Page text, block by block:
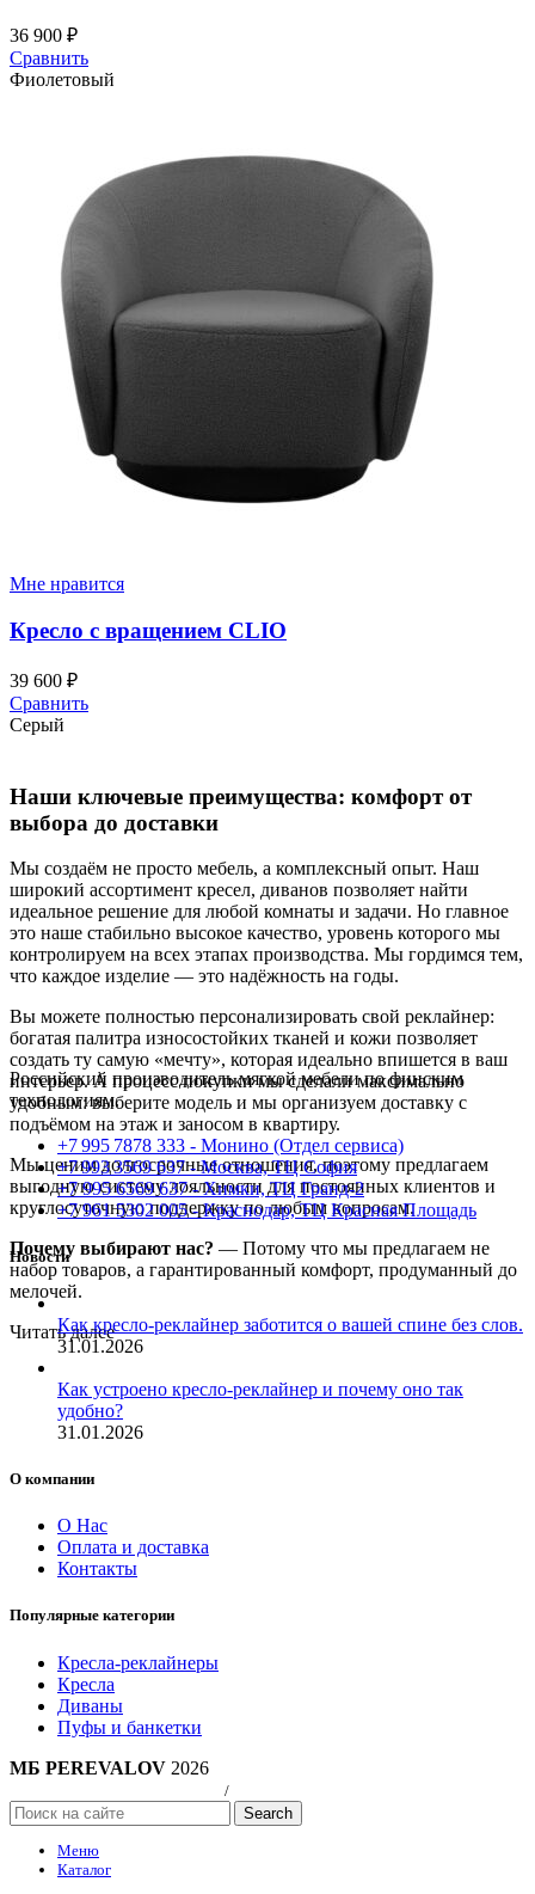
36 900 ₽
Сравнить
Фиолетовый
Мне нравится
Кресло с вращением CLIO
39 600 ₽
Сравнить
Серый
Наши ключевые преимущества: комфорт от
выбора до доставки
Мы создаём не просто мебель, а комплексный опыт. Наш
широкий ассортимент кресел, диванов позволяет найти
идеальное решение для любой комнаты и задачи. Но главное
это наше стабильно высокое качество, уровень которого мы
контролируем на всех этапах производства. Мы гордимся тем,
что каждое изделие — это надёжность на годы.
Вы можете полностью персонализировать свой реклайнер:
богатая палитра износостойких тканей и кожи позволяет
создать ту самую «мечту», которая идеально впишется в ваш
интерьер. А процесс покупки мы сделали максимально
удобным: выберите модель и мы организуем доставку с
подъёмом на этаж и заносом в квартиру.
Мы ценим долгосрочные отношения, поэтому предлагаем
выгодную систему лояльности для постоянных клиентов и
круглосуточную поддержку по любым вопросам.
Почему выбирают нас? — Потому что мы предлагаем не
набор товаров, а гарантированный комфорт, продуманный до
мелочей.
Читать далее
Российский производитель мягкой мебели по финским
технологиям.
+7 995 7878 333 - Монино (Отдел сервиса)
+7 993 3569 637 - Москва, ТЦ София
+7 995 6569 637 - Химки, ТЦ Гранд-2
+7 961 5302 005 - Краснодар, ТЦ Красная Площадь
Новости
Как кресло-реклайнер заботится о вашей спине без слов.
31.01.2026
Как устроено кресло-реклайнер и почему оно так
удобно?
31.01.2026
О компании
О Нас
Оплата и доставка
Контакты
Популярные категории
Кресла-реклайнеры
Кресла
Диваны
Пуфы и банкетки
МБ PEREVALOV 2026
/
Search
Меню
Каталог